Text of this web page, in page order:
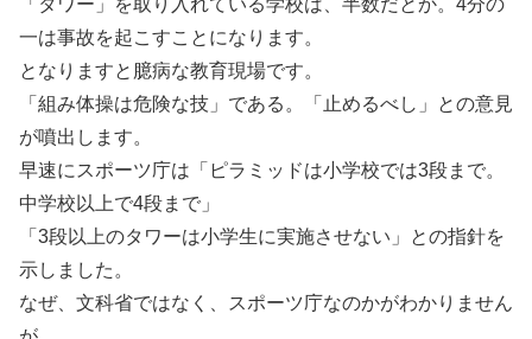
「タワー」を取り入れている学校は、半数だとか。4分の
一は事故を起こすことになります。
となりますと臆病な教育現場です。
「組み体操は危険な技」である。「止めるべし」との意見
が噴出します。
早速にスポーツ庁は「ピラミッドは小学校では3段まで。
中学校以上で4段まで」
「3段以上のタワーは小学生に実施させない」との指針を
示しました。
なぜ、文科省ではなく、スポーツ庁なのかがわかりません